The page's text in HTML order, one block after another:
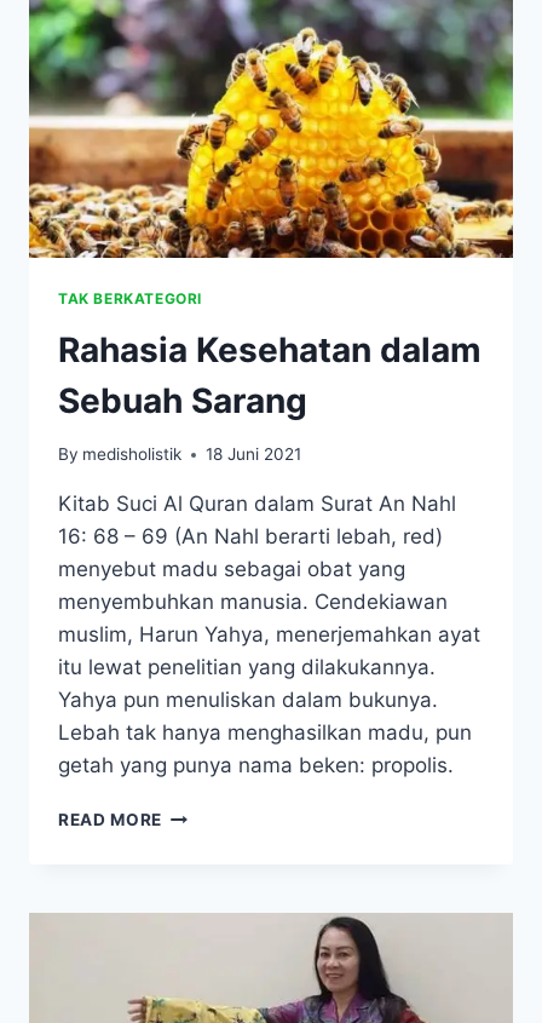
PENYAKIT
TAK BERKATEGORI
Rahasia Kesehatan dalam
Sebuah Sarang
By medisholistik 18 Juni 2021
Kitab Suci Al Quran dalam Surat An Nahl
16: 68 – 69 (An Nahl berarti lebah, red)
menyebut madu sebagai obat yang
menyembuhkan manusia. Cendekiawan
muslim, Harun Yahya, menerjemahkan ayat
itu lewat penelitian yang dilakukannya.
Yahya pun menuliskan dalam bukunya.
Lebah tak hanya menghasilkan madu, pun
getah yang punya nama beken: propolis.
READ MORE RAHASIA
SARANG